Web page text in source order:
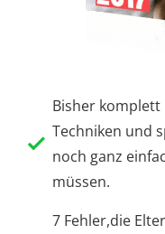
Bisher
Techniken und
noch ganz
müssen.
7 Fehler,die